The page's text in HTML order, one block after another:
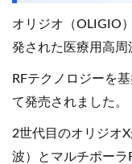
オリジオ（OLIGIO
発された医療用高周
RFテクノロジーを
て発売されました。
2世代目のオリジオ
波）とマルチポーラ